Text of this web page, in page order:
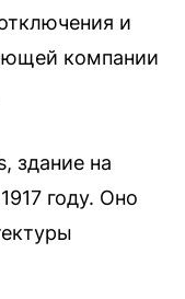
и
компании
здание на
году. Оно